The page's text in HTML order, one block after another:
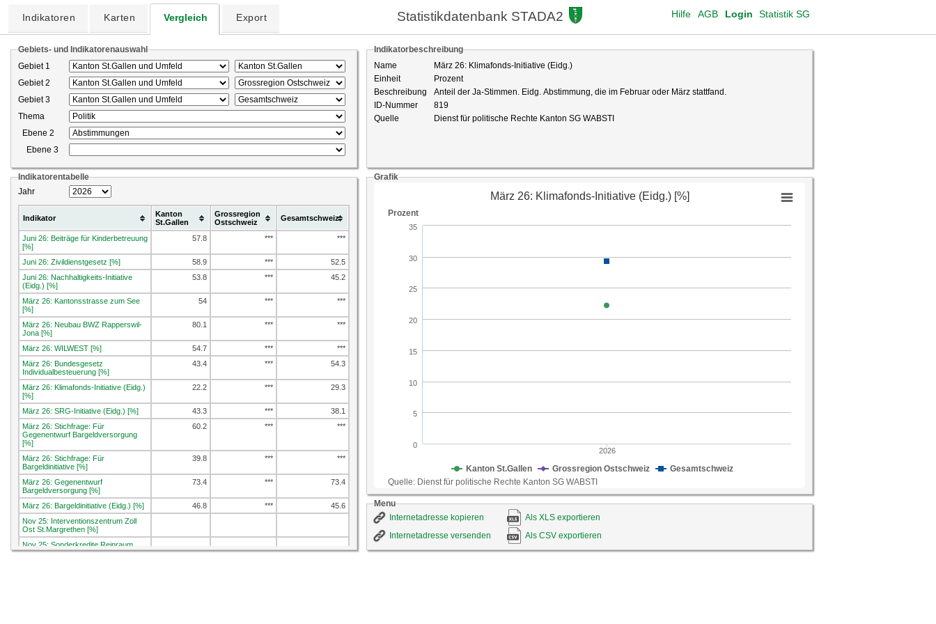
Indikatoren Karten Vergleich Export Statistikdatenbank STADA2 Login Statistik SG
AGB
Hilfe
Gebiets- und Indikatorenauswahl
Gebiet 1
Gebiet 2
Gebiet 3
Thema
Ebene 2
Ebene 3
Indikatorentabelle
Jahr
Indikator
Kanton
St.Gallen
Grossregion
Ostschweiz
Gesamtschweiz
Juni 26: Beiträge für Kinderbetreuung
[%]
57.8 *** ***
Juni 26: Zivildienstgesetz [%] 58.9 ***
52.5
Juni 26: Nachhaltigkeits-Initiative
(Eidg.) [%]
53.8 *** 45.2
März 26: Kantonsstrasse zum See
[%]
54 *** ***
März 26: Neubau BWZ Rapperswil-
Jona [%]
80.1 *** ***
März 26: WILWEST [%] 54.7 ***
***
März 26: Bundesgesetz
Individualbesteuerung [%]
43.4 *** 54.3
März 26: Klimafonds-Initiative (Eidg.)
[%]
22.2 *** 29.3
März 26: SRG-Initiative (Eidg.) [%] 43.3 ***
38.1
März 26: Stichfrage: Für
Gegenentwurf Bargeldversorgung
[%]
60.2 *** ***
März 26: Stichfrage: Für
Bargeldinitiative [%]
39.8 *** ***
März 26: Gegenentwurf
Bargeldversorgung [%]
73.4 *** 73.4
März 26: Bargeldinitiative (Eidg.) [%] 46.8 ***
45.6
Nov 25: Interventionszentrum Zoll
Ost St.Margrethen [%]
Nov 25: Sonderkredite Reinraum
Campus Buchs [%]
Indikatorbeschreibung
Name
März 26: Klimafonds-Initiative (Eidg.)
Einheit
Prozent
Beschreibung
Anteil der Ja-Stimmen. Eidg. Abstimmung, die im Februar oder März stattfand.
ID-Nummer
819
Quelle
Dienst für politische Rechte Kanton SG WABSTI
Grafik
Menu
Internetadresse kopieren
Als XLS exportieren
Internetadresse versenden
Als CSV exportieren